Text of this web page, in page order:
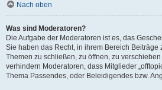
Nach oben
Was sind Moderatoren?
Die Aufgabe der Moderatoren ist es, das
Sie haben das Recht, in ihrem Bereich Beiträge
Themen zu schließen, zu öffnen, zu
verhindern Moderatoren, dass Mitglieder
Thema Passendes, oder Beleidigendes bzw.